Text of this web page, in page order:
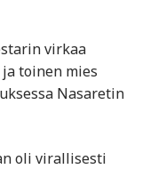
virkaa
toinen mies
Nasaretin
oli virallisesti